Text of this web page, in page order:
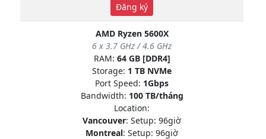
Đăng ký
AMD Ryzen 5600X
6 x 3.7 GHz / 4.6 GHz
RAM: 64 GB [DDR4]
Storage: 1 TB NVMe
Port Speed: 1Gbps
Bandwidth: 100 TB/tháng
Location:
Vancouver: Setup: 96giờ
Montreal: Setup: 96giờ